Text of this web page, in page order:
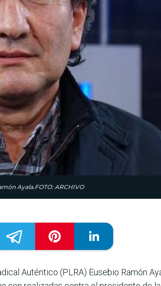
Ayala.FOTO: ARCHIVO
Auténtico (PLRA) Eusebio Ramón